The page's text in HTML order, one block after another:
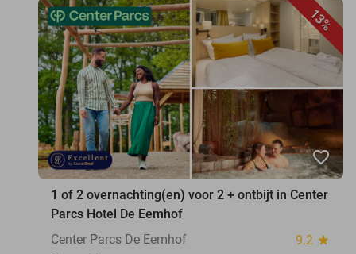
13%
favorite_border
1 of 2 overnachting(en) voor 2 + ontbijt in Center
Parcs Hotel De Eemhof
Center Parcs De Eemhof
9.2 star